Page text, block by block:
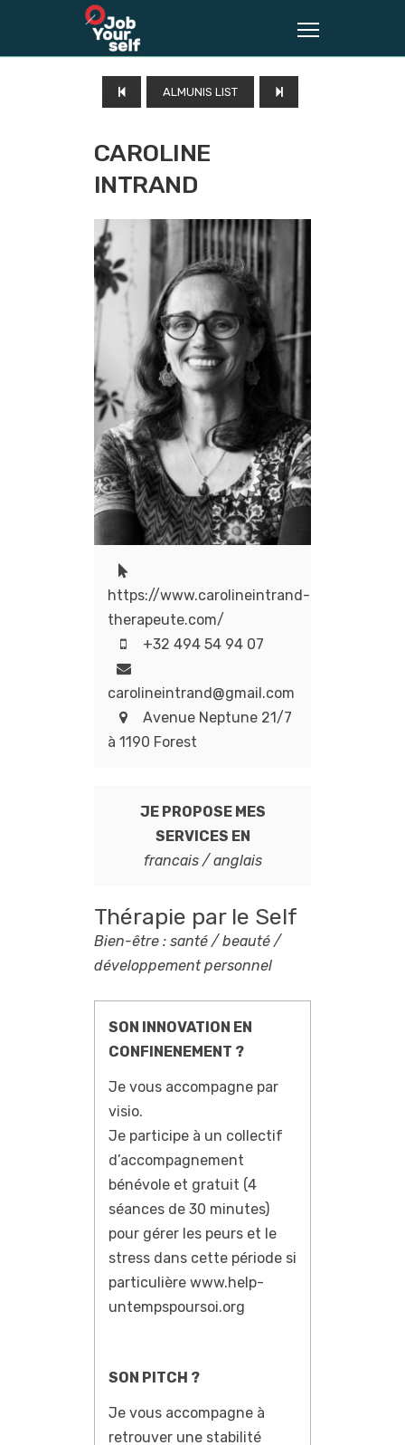
ALMUNIS LIST
CAROLINE
INTRAND
https://www.carolineintrand-
therapeute.com/
+32 494 54 94 07
carolineintrand@gmail.com
Avenue Neptune 21/7
à 1190 Forest
JE PROPOSE MES
SERVICES EN
francais / anglais
Thérapie par le Self
Bien-être : santé / beauté /
développement personnel
SON INNOVATION EN
CONFINENEMENT ?
Je vous accompagne par
visio.
Je participe à un collectif
d’accompagnement
bénévole et gratuit (4
séances de 30 minutes)
pour gérer les peurs et le
stress dans cette période si
particulière www.help-
untempspoursoi.org
SON PITCH ?
Je vous accompagne à
retrouver une stabilité